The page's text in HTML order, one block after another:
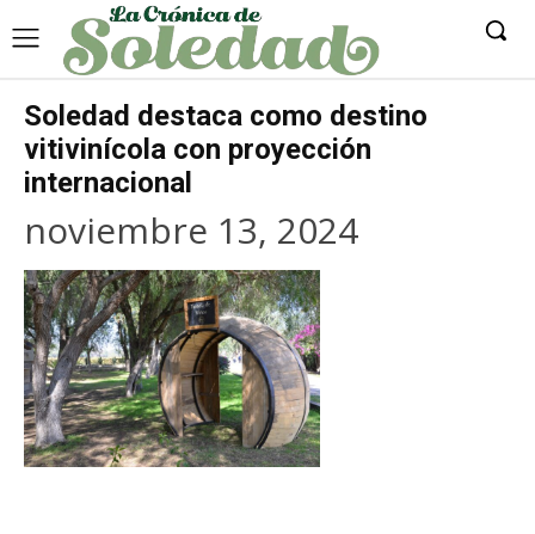
Soledad destaca como destino
vitivinícola con proyección
internacional
noviembre 13, 2024